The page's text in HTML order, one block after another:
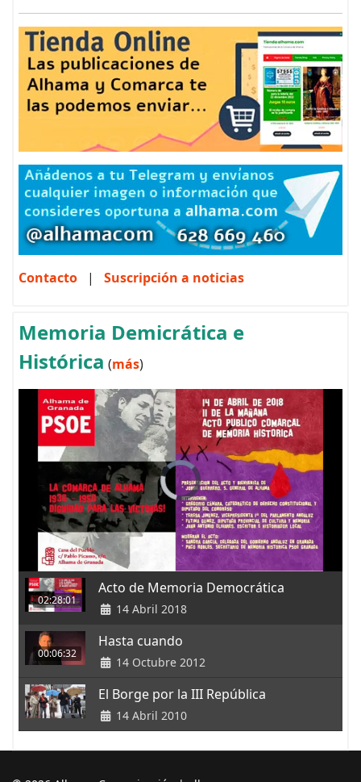
Contacto | Suscripción a noticias
Memoria Demicrática e
Histórica (más)
02:28:01
Acto de Memoria Democrática
14 Abril 2018
00:06:32
Hasta cuando
14 Octubre 2012
El Borge por la III República
14 Abril 2010